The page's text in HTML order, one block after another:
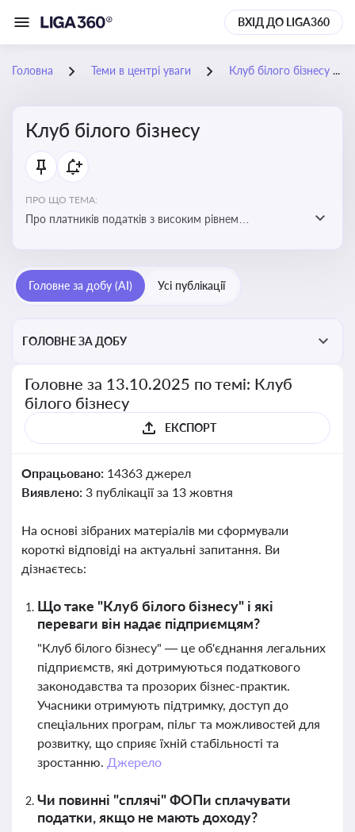
ВХІД ДО LIGA360
Головна Теми в центрі уваги Клуб білого бізнесу
Клуб білого бізнесу
ПРО ЩО ТЕМА:
Про платників податків з високим рівнем
Головне за добу (AI) Усі публікації
ГОЛОВНЕ ЗА ДОБУ
Головне за 13.10.2025 по темі: Клуб
білого бізнесу
ЕКСПОРТ
Опрацьовано: 14363 джерел
Виявлено: 3 публікації за 13 жовтня
На основі зібраних матеріалів ми сформували
короткі відповіді на актуальні запитання. Ви
дізнаєтесь:
Що таке "Клуб білого бізнесу" і які
переваги він надає підприємцям?
"Клуб білого бізнесу" — це об'єднання легальних
підприємств, які дотримуються податкового
законодавства та прозорих бізнес-практик.
Учасники отримують підтримку, доступ до
спеціальних програм, пільг та можливостей для
розвитку, що сприяє їхній стабільності та
зростанню. Джерело
Чи повинні "сплячі" ФОПи сплачувати
податки, якщо не мають доходу?